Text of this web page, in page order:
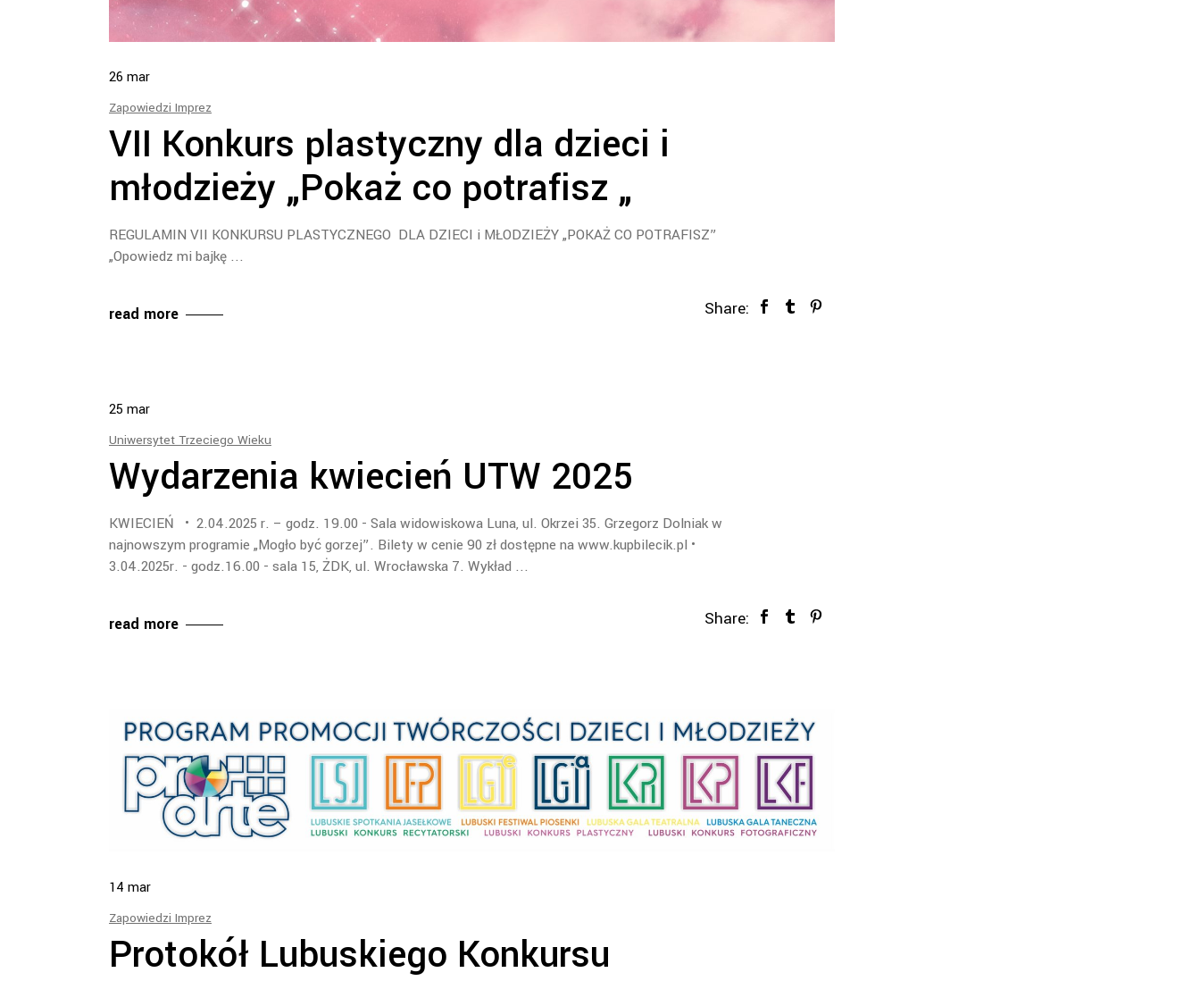
26 mar
Zapowiedzi Imprez
VII Konkurs plastyczny dla dzieci i
młodzieży „Pokaż co potrafisz „
REGULAMIN VII KONKURSU PLASTYCZNEGO DLA DZIECI i MŁODZIEŻY „POKAŻ CO POTRAFISZ”
„Opowiedz mi bajkę
read more Share:
25 mar
Uniwersytet Trzeciego Wieku
Wydarzenia kwiecień UTW 2025
KWIECIEŃ • 2.04.2025 r. – godz. 19.00 - Sala widowiskowa Luna, ul. Okrzei 35. Grzegorz Dolniak w
najnowszym programie „Mogło być gorzej”. Bilety w cenie 90 zł dostępne na www.kupbilecik.pl •
3.04.2025r. - godz.16.00 - sala 15, ŻDK, ul. Wrocławska 7. Wykład
read more Share:
14 mar
Zapowiedzi Imprez
Protokół Lubuskiego Konkursu